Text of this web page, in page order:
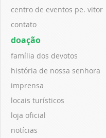
centro de eventos pe. vitor
contato
doação
família dos devotos
história de nossa senhora
imprensa
locais turísticos
loja oficial
notícias